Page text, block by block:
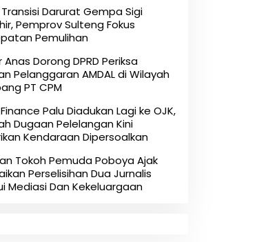
Darurat Gempa Sigi
Pemprov Sulteng Fokus
Pemulihan
Anas Dorong DPRD Periksa
Pelanggaran AMDAL di Wilayah
PT CPM
Palu Diadukan Lagi ke OJK,
Dugaan Pelelangan Kini
Kendaraan Dipersoalkan
Tokoh Pemuda Poboya Ajak
Perselisihan Dua Jurnalis
Mediasi Dan Kekeluargaan